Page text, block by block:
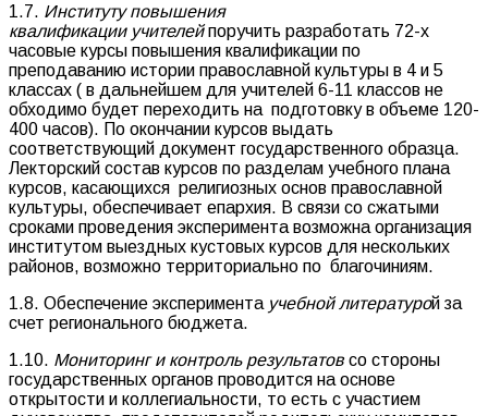
1.7. Институту повышения
квалификации учителейпоручить разработать 72-х
часовые курсы повышения квалификации по
преподаванию истории православной культуры в 4 и 5
классах ( в дальнейшем для учителей 6-11 классов не
обходимо будет переходить на подготовку в объеме 120-
400 часов). По окончании курсов выдать
соответствующий документ государственного образца.
Лекторский состав курсов по разделам учебного плана
курсов, касающихся религиозных основ православной
культуры, обеспечивает епархия. В связи со сжатыми
сроками проведения эксперимента возможна организация
институтом выездных кустовых курсов для нескольких
районов, возможно территориально по благочиниям.
1.8. Обеспечение эксперимента учебной литературой за
счет регионального бюджета.
1.10. Мониторинг и контроль результатовсо стороны
государственных органов проводится на основе
открытости и коллегиальности, то есть с участием